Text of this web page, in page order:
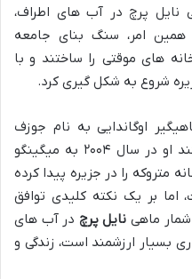
نایل پرچ در آب های اطراف،
همین امر، سنگ بنای جامعه
های موقتی را ساختند و با
شروع به شکل گیری کرد.
اوگاندایی به نام جوزف
اونسوبوگا وجود دارد که ادعا می کند او در سال ۲۰۰۴ به میگینگو
متروکه را در جزیره پیدا کرده
اما بر یک نکته کلیدی توافق
شمار ماهی نایل پرچ در آب های
بسیار ارزشمند است، زندگی و